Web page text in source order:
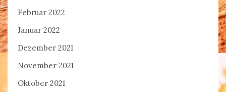
Februar 2022
Januar 2022
Dezember 2021
November 2021
Oktober 2021